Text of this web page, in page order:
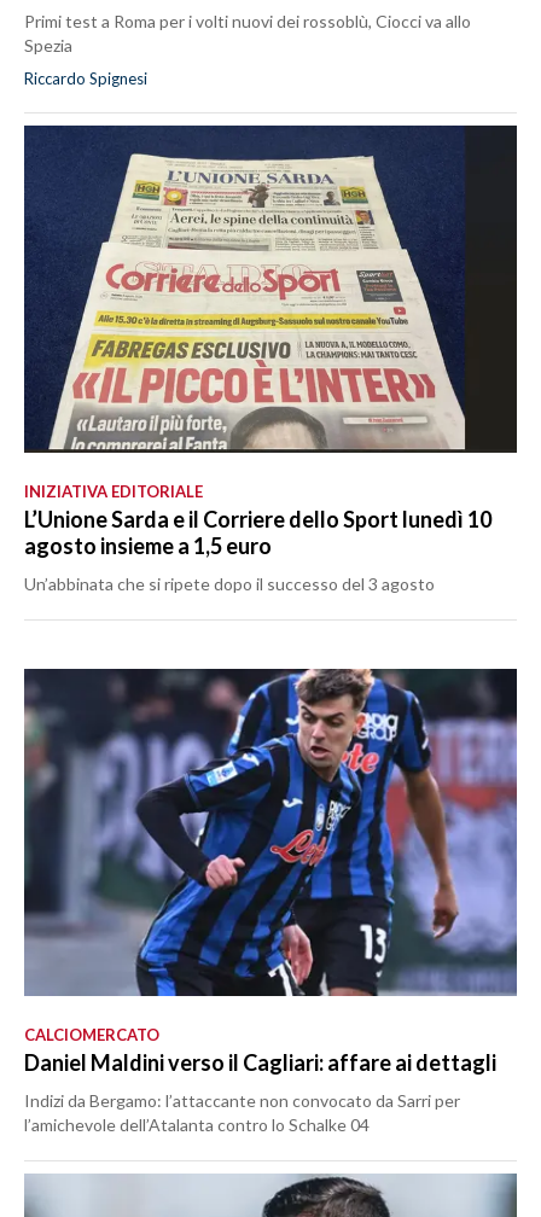
Primi test a Roma per i volti nuovi dei rossoblù, Ciocci va allo
Spezia
Riccardo Spignesi
INIZIATIVA EDITORIALE
L’Unione Sarda e il Corriere dello Sport lunedì 10
agosto insieme a 1,5 euro
Un’abbinata che si ripete dopo il successo del 3 agosto
CALCIOMERCATO
Daniel Maldini verso il Cagliari: affare ai dettagli
Indizi da Bergamo: l’attaccante non convocato da Sarri per
l’amichevole dell’Atalanta contro lo Schalke 04